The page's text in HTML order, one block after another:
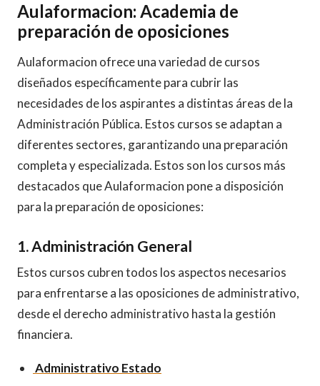
Aulaformacion: Academia de
preparación de oposiciones
Aulaformacion ofrece una variedad de cursos
diseñados específicamente para cubrir las
necesidades de los aspirantes a distintas áreas de la
Administración Pública. Estos cursos se adaptan a
diferentes sectores, garantizando una preparación
completa y especializada. Estos son los cursos más
destacados que Aulaformacion pone a disposición
para la preparación de oposiciones:
1. Administración General
Estos cursos cubren todos los aspectos necesarios
para enfrentarse a las oposiciones de administrativo,
desde el derecho administrativo hasta la gestión
financiera.
Administrativo Estado